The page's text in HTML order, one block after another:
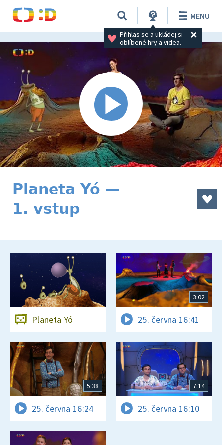
Přihlas se a ukládej si
oblíbené hry a videa.
MENU
Planeta Yó —
1. vstup
Planeta Yó
3:02
25. června 16:41
5:38
25. června 16:24
7:14
25. června 16:10